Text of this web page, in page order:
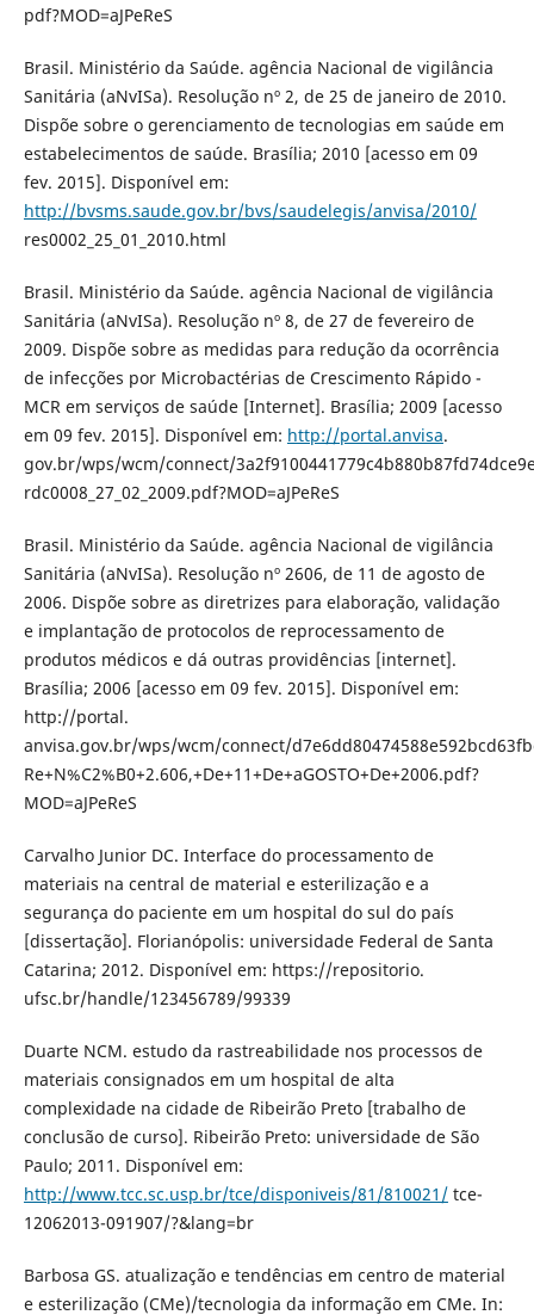
pdf?MOD=aJPeReS
Brasil. Ministério da Saúde. agência Nacional de vigilância
Sanitária (aNvISa). Resolução nº 2, de 25 de janeiro de 2010.
Dispõe sobre o gerenciamento de tecnologias em saúde em
estabelecimentos de saúde. Brasília; 2010 [acesso em 09
fev. 2015]. Disponível em:
http://bvsms.saude.gov.br/bvs/saudelegis/anvisa/2010/
res0002_25_01_2010.html
Brasil. Ministério da Saúde. agência Nacional de vigilância
Sanitária (aNvISa). Resolução nº 8, de 27 de fevereiro de
2009. Dispõe sobre as medidas para redução da ocorrência
de infecções por Microbactérias de Crescimento Rápido -
MCR em serviços de saúde [Internet]. Brasília; 2009 [acesso
em 09 fev. 2015]. Disponível em: http://portal.anvisa.
gov.br/wps/wcm/connect/
rdc0008_27_02_2009.pdf?MOD=aJPeReS
Brasil. Ministério da Saúde. agência Nacional de vigilância
Sanitária (aNvISa). Resolução nº 2606, de 11 de agosto de
2006. Dispõe sobre as diretrizes para elaboração, validação
e implantação de protocolos de reprocessamento de
produtos médicos e dá outras providências [internet].
Brasília; 2006 [acesso em 09 fev. 2015]. Disponível em:
http://portal.
anvisa.gov.br/wps/wcm/connect/
Re+N%C2%B0+2.606,+De+11+De+aGOSTO+De+2006.pdf?
MOD=aJPeReS
Carvalho Junior DC. Interface do processamento de
materiais na central de material e esterilização e a
segurança do paciente em um hospital do sul do país
[dissertação]. Florianópolis: universidade Federal de Santa
Catarina; 2012. Disponível em: https://repositorio.
ufsc.br/handle/123456789/99339
Duarte NCM. estudo da rastreabilidade nos processos de
materiais consignados em um hospital de alta
complexidade na cidade de Ribeirão Preto [trabalho de
conclusão de curso]. Ribeirão Preto: universidade de São
Paulo; 2011. Disponível em:
http://www.tcc.sc.usp.br/tce/disponiveis/81/810021/tce-
12062013-091907/?&lang=br
Barbosa GS. atualização e tendências em centro de material
e esterilização (CMe)/tecnologia da informação em CMe. In: